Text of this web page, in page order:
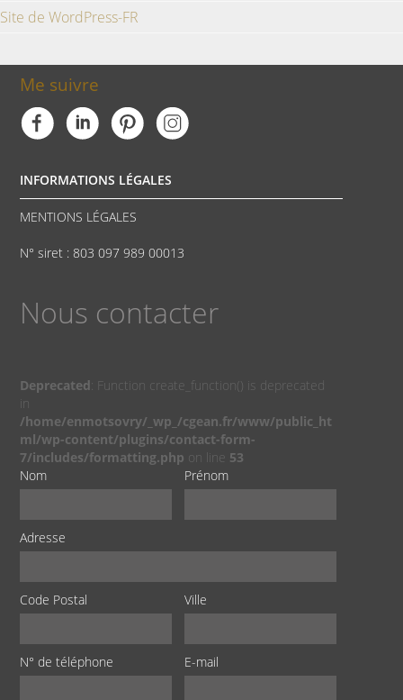
Site de WordPress-FR
Me suivre
INFORMATIONS LÉGALES
MENTIONS LÉGALES
N° siret : 803 097 989 00013
Nous contacter
Deprecated: Function create_function() is deprecated
in
/home/enmotsovry/_wp_/cgean.fr/www/public_ht
ml/wp-content/plugins/contact-form-
7/includes/formatting.php on line 53
Nom
Prénom
Adresse
Code Postal Ville
N° de téléphone E-mail